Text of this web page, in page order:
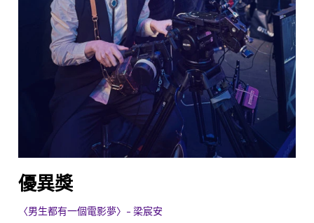
優異獎
〈男生都有一個電影夢〉- 梁宸安